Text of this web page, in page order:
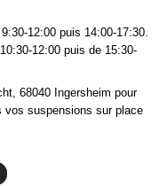
12:00 puis 14:00-17:30.
12:00 puis de 15:30-
68040 Ingersheim pour
vos suspensions sur place